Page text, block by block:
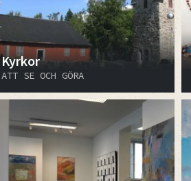
Kyrkor
ATT SE OCH GÖRA